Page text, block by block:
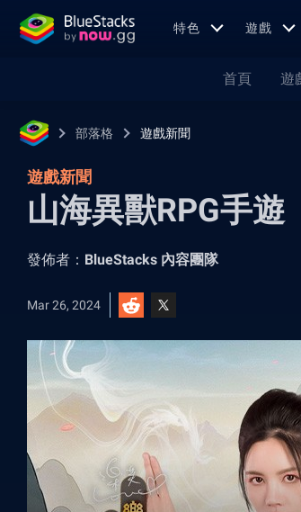
特色 遊戲
首頁 遊
部落格 遊戲新聞
遊戲新聞
山海異獸RPG手
發佈者： BlueStacks 內容團隊
Mar 26, 2024